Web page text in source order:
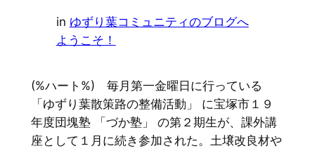
in ゆずり葉コミュニティのブログへ
ようこそ！
(%ハート%) 毎月第一金曜日に行っている
「ゆずり葉散策路の整備活動」 に宝塚市１９
年度団塊塾 「づか塾」 の第２期生が、課外講
座として１月に続き参加された。土壌改良材や